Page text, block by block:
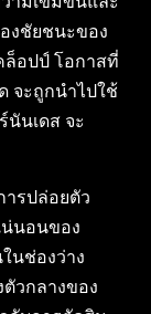
งชัยชนะของ
ล็อปป์ โอกาสที่
จะถูกนำไปใช้
นันเดส จะ
ารปล่อยตัว
นอนของ
นช่องว่าง
วกลางของ